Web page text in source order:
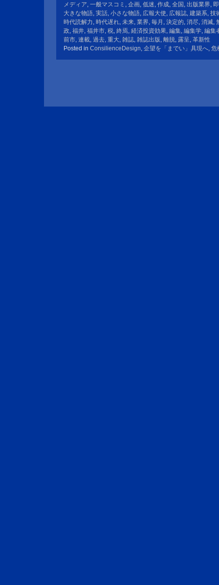
メディア, 一般マスコミ , 企画, 低迷, 作成, 全国 , 出版業界,
大きな物語, 実話, 小さな物語, 広報大使, 広報誌, 建築系, 技
時代読解力, 時代遅れ, 未来, 業界, 毎月 , 決定的, 消尽, 消滅,
政, 福井, 福井市, 税, 終焉, 経済投資効果, 編集, 編集学, 編集
前市, 連載, 過去, 重大, 雑誌, 雑誌出版, 離脱, 露呈, 革新性
Posted in ConsilienceDesign, 企望を「までい」具現へ, 危